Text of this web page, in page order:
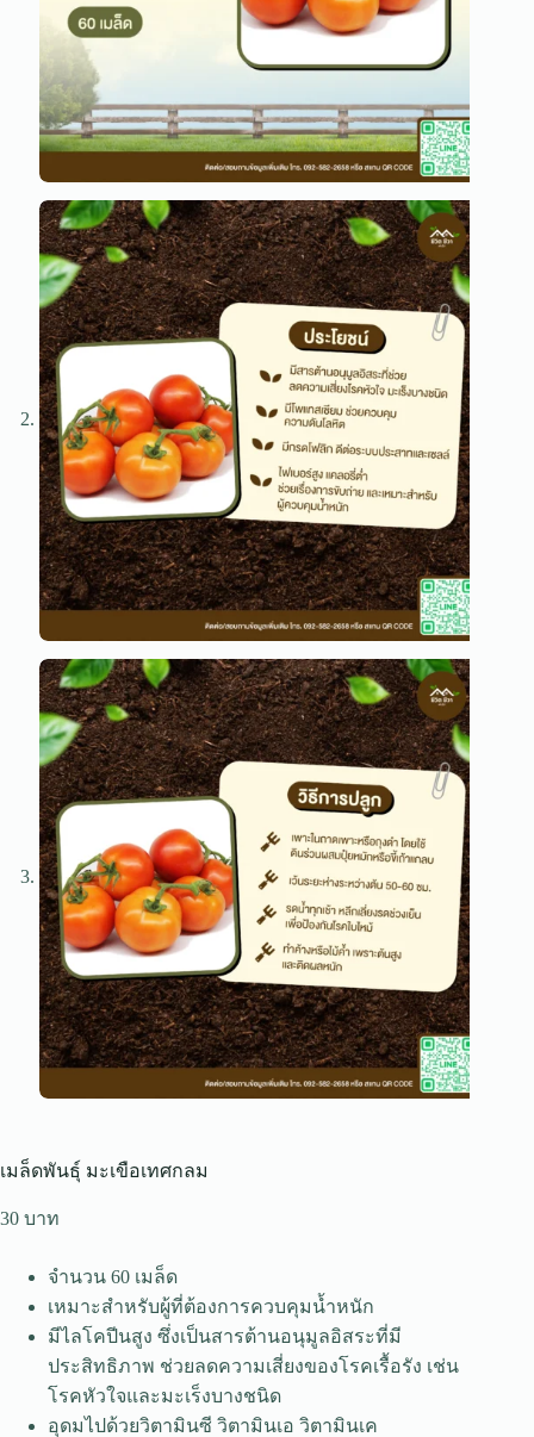
เมล็ดพันธุ์ มะเขือเทศกลม
30
จำนวน 60 เมล็ด
เหมาะสำหรับผู้ที่ต้องการควบคุมน้ำหนัก
มีไลโคปีนสูง ซึ่งเป็นสารต้านอนุมูลอิสระที่มี
ประสิทธิภาพ ช่วยลดความเสี่ยงของโรคเรื้อรัง เช่น
โรคหัวใจและมะเร็งบางชนิด
อุดมไปด้วยวิตามินซี วิตามินเอ วิตามินเค